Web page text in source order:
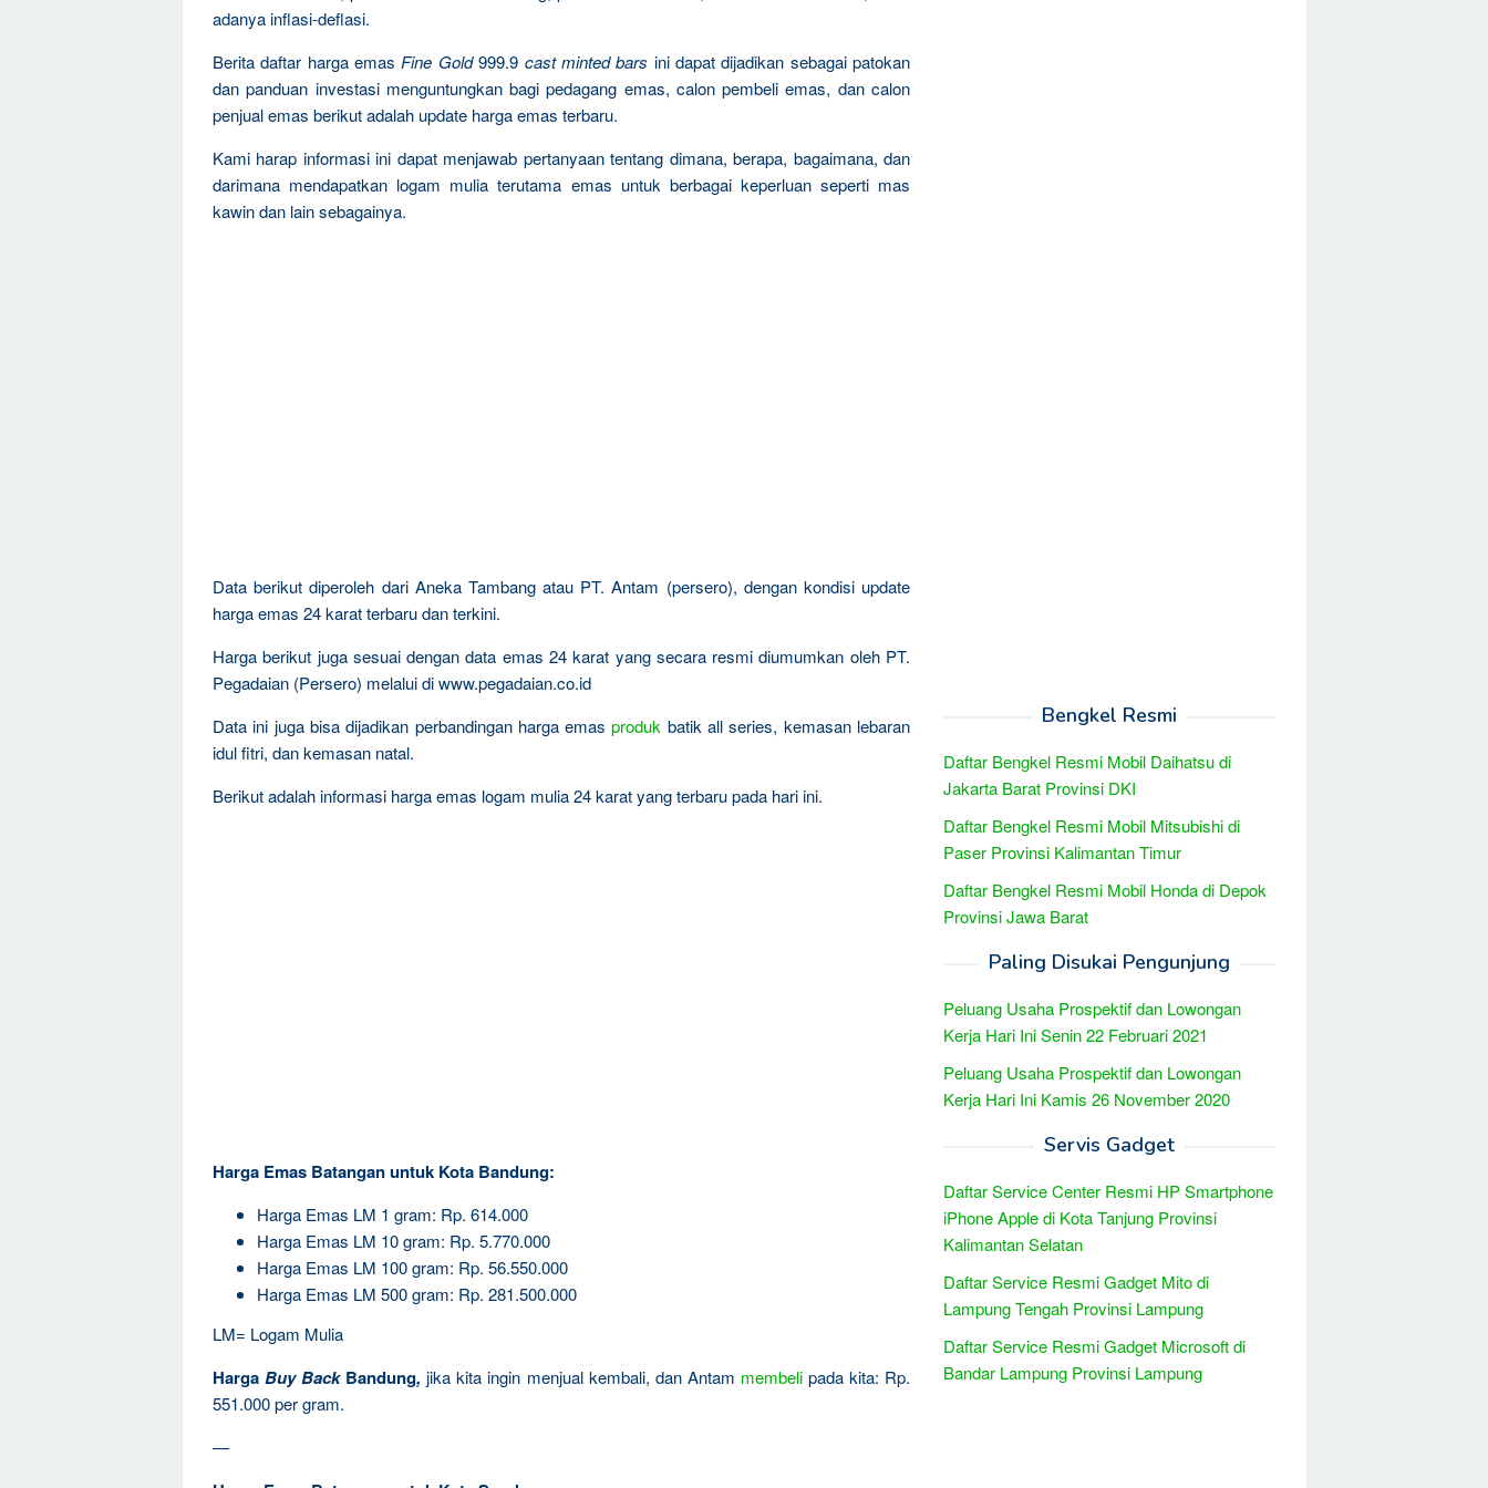
adanya inflasi-deflasi.
Berita daftar harga emas Fine Gold999.9 cast minted bars ini dapat dijadikan sebagai patokan
dan panduan investasi menguntungkan bagi pedagang emas, calon pembeli emas, dan calon
penjual emas berikut adalah update harga emas terbaru.
Kami harap informasi ini dapat menjawab pertanyaan tentang dimana, berapa, bagaimana, dan
darimana mendapatkan logam mulia terutama emas untuk berbagai keperluan seperti mas
kawin dan lain sebagainya.
Data berikut diperoleh dari Aneka Tambang atau PT. Antam (persero), dengan kondisi update
harga emas 24 karat terbaru dan terkini.
Harga berikut juga sesuai dengan data emas 24 karat yang secara resmi diumumkan oleh PT.
Pegadaian (Persero) melalui di www.pegadaian.co.id
Data ini juga bisa dijadikan perbandingan harga emasproduk batik all series, kemasan lebaran
idul fitri, dan kemasan natal.
Berikut adalah informasi harga emas logam mulia 24 karat yang terbaru pada hari ini.
Harga Emas Batangan untuk Kota Bandung:
Harga Emas LM 1 gram: Rp. 614.000
Harga Emas LM 10 gram: Rp. 5.770.000
Harga Emas LM 100 gram: Rp. 56.550.000
Harga Emas LM 500 gram: Rp. 281.500.000
LM= Logam Mulia
HargaBuy Back Bandung,jika kita ingin menjual kembali, dan Antam membelipada kita: Rp.
551.000 per gram.
—
Bengkel Resmi
Daftar Bengkel Resmi Mobil Daihatsu di
Jakarta Barat Provinsi DKI
Daftar Bengkel Resmi Mobil Mitsubishi di
Paser Provinsi Kalimantan Timur
Daftar Bengkel Resmi Mobil Honda di Depok
Provinsi Jawa Barat
Paling Disukai Pengunjung
Peluang Usaha Prospektif dan Lowongan
Kerja Hari Ini Senin 22 Februari 2021
Peluang Usaha Prospektif dan Lowongan
Kerja Hari Ini Kamis 26 November 2020
Servis Gadget
Daftar Service Center Resmi HP Smartphone
iPhone Apple di Kota Tanjung Provinsi
Kalimantan Selatan
Daftar Service Resmi Gadget Mito di
Lampung Tengah Provinsi Lampung
Daftar Service Resmi Gadget Microsoft di
Bandar Lampung Provinsi Lampung